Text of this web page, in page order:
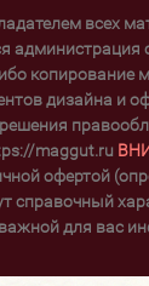
всех
администрация
копирование
дизайна и
maggut.ru
офертой
справочный
для вас